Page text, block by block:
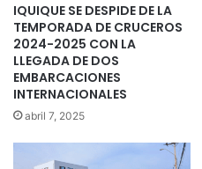
IQUIQUE SE DESPIDE DE LA
TEMPORADA DE CRUCEROS
2024-2025 CON LA
LLEGADA DE DOS
EMBARCACIONES
INTERNACIONALES
abril 7, 2025